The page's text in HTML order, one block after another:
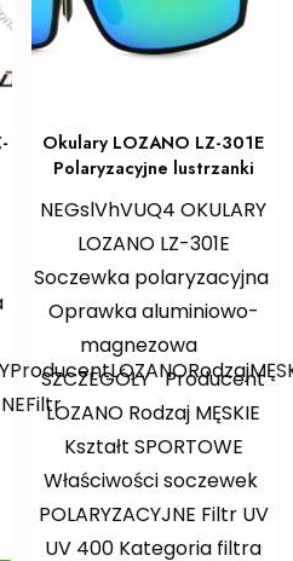
Okulary LOZANO LZ-301E
Polaryzacyjne lustrzanki
NEGslVhVUQ4 OKULARY
LOZANO LZ-301E
Soczewka polaryzacyjna
Oprawka aluminiowo-
magnezowa
SZCZEGÓŁY Producent
LOZANO Rodzaj MĘSKIE
Kształt SPORTOWE
Właściwości soczewek
POLARYZACYJNE Filtr UV
UV 400 Kategoria filtra